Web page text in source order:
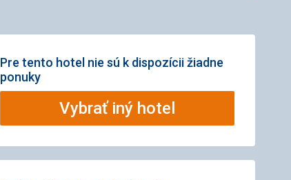
Pre tento hotel nie sú k dispozícii žiadne
ponuky
Vybrať iný hotel